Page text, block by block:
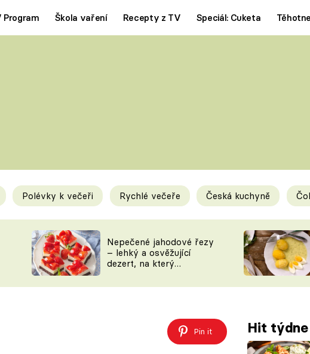
Program Škola vaření Recepty z TV Speciál: Cuketa
Tipy a triky
KAM ZA JÍDLEM
VYCHYTÁVKY
Novinky
ŠÉFREDAKTORKY
ČASOPIS
Polévky k večeři Rychlé večeře Česká kuchyně
Nepečené jahodové řezy
– lehký a osvěžující
dezert, na který
Pin it Hit týdne